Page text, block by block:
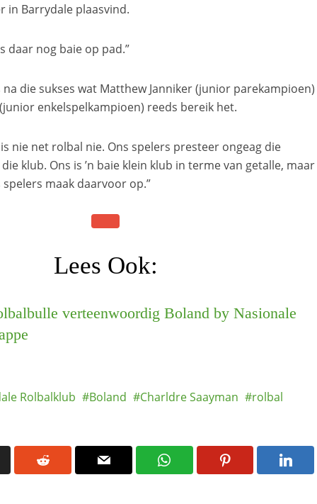
in Barrydale plaasvind.
daar nog baie op pad.”
na die sukses wat Matthew Janniker (junior parekampioen)
enkelspelkampioen) reeds bereik het.
nie net rolbal nie. Ons spelers presteer ongeag die
klub. Ons is ’n baie klein klub in terme van getalle, maar
maak daarvoor op.”
Lees Ook:
verteenwoordig Boland by Nasionale
Rolbalklub Boland Charldre Saayman
rolbal